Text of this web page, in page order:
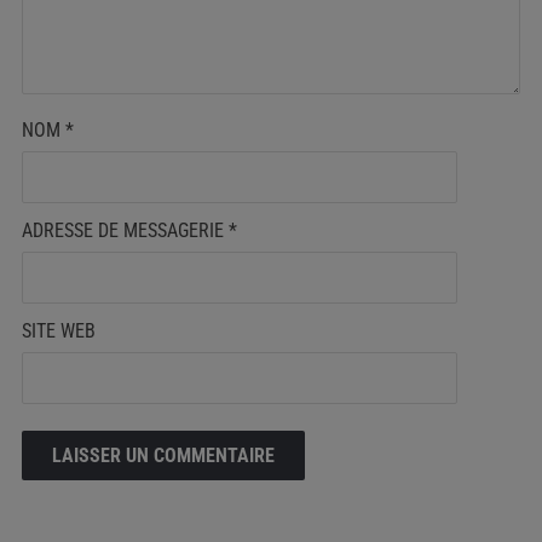
NOM *
ADRESSE DE MESSAGERIE *
SITE WEB